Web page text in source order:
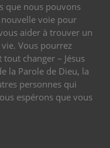
que nous pouvons
voie pour
aider à trouver un
Vous pourrez
changer – Jésus
la Parole de Dieu, la
personnes qui
espérons que vous